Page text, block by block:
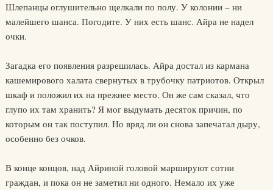
Шлепанцы оглушительно щелкали по полу. У колонии – ни
малейшего шанса. Погодите. У них есть шанс. Айра не надел
очки.
Загадка его появления разрешилась. Айра достал из кармана
кашемирового халата свернутых в трубочку патриотов. Открыл
шкаф и положил их на прежнее место. Он же сам сказал, что
глупо их там хранить? Я мог выдумать десяток причин, по
которым он так поступил. Но вряд ли он снова запечатал дыру,
особенно без очков.
В конце концов, над Айриной головой маршируют сотни
граждан, и пока он не заметил ни одного. Немало их уже